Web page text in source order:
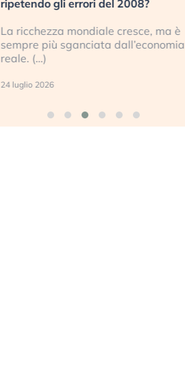
ripetendo gli errori del 2008?
La ricchezza mondiale cresce, ma è
sempre più sganciata dall’economia
reale. (…)
24 luglio 2026